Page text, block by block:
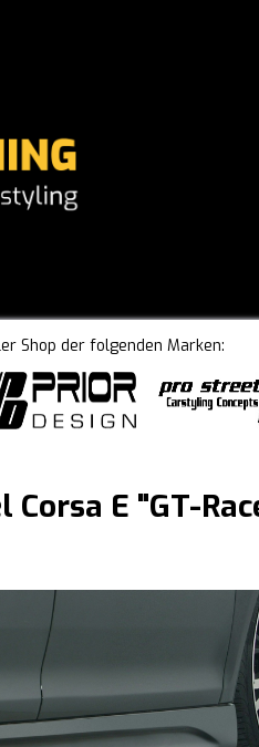
Shop der folgenden Marken:
E "GT-